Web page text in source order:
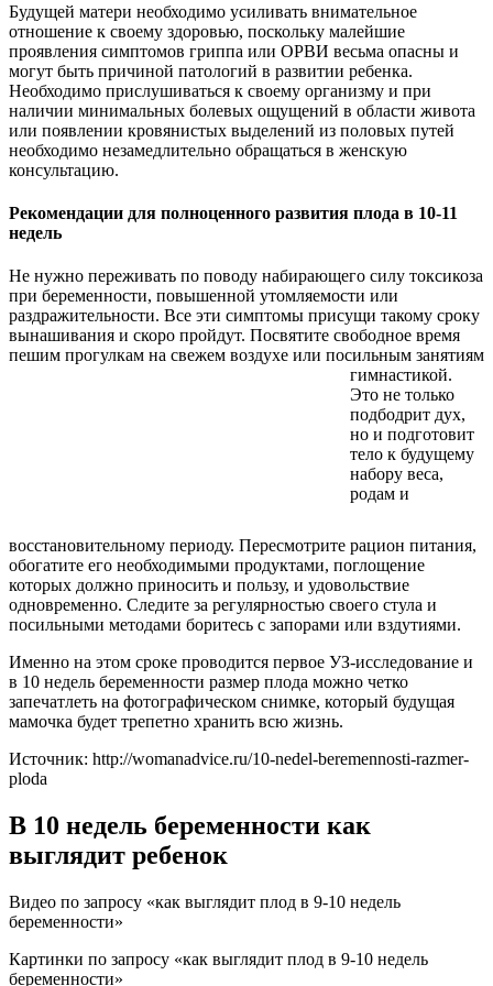
Будущей матери необходимо усиливать внимательное
отношение к своему здоровью, поскольку малейшие
проявления симптомов гриппа или ОРВИ весьма опасны и
могут быть причиной патологий в развитии ребенка.
Необходимо прислушиваться к своему организму и при
наличии минимальных болевых ощущений в области живота
или появлении кровянистых выделений из половых путей
необходимо незамедлительно обращаться в женскую
консультацию.
Рекомендации для полноценного развития плода в 10-11
недель
Не нужно переживать по поводу набирающего силу токсикоза
при беременности, повышенной утомляемости или
раздражительности. Все эти симптомы присущи такому сроку
вынашивания и скоро пройдут. Посвятите свободное время
пешим прогулкам на свежем воздухе или посильным занятиям
гимнастикой.
Это не только
подбодрит дух,
но и подготовит
тело к будущему
набору веса,
родам и
восстановительному периоду. Пересмотрите рацион питания,
обогатите его необходимыми продуктами, поглощение
которых должно приносить и пользу, и удовольствие
одновременно. Следите за регулярностью своего стула и
посильными методами боритесь с запорами или вздутиями.
Именно на этом сроке проводится первое УЗ-исследование и
в 10 недель беременности размер плода можно четко
запечатлеть на фотографическом снимке, который будущая
мамочка будет трепетно хранить всю жизнь.
Источник: http://womanadvice.ru/10-nedel-beremennosti-razmer-
ploda
В 10 недель беременности как
выглядит ребенок
Видео по запросу «как выглядит плод в 9-10 недель
беременности»
Картинки по запросу «как выглядит плод в 9-10 недель
беременности»